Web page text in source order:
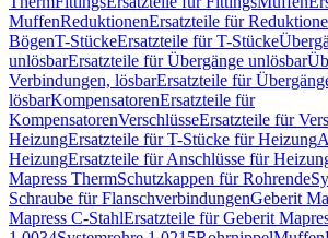
MuffenReduktionenErsatzteile für
BögenT-StückeErsatzteile für T-Stücke
unlösbarErsatzteile für Übergänge unlösbar
Verbindungen, lösbarErsatzteile für
lösbarKompensatorenErsatzteile für
KompensatorenVerschlüsseErsatzteile für
HeizungErsatzteile für T-Stücke für Heizung
HeizungErsatzteile für Anschlüsse für
Mapress ThermSchutzkappen für Rohrende
Schraube für FlanschverbindungenGeberit
Mapress C-StahlErsatzteile für Geberit